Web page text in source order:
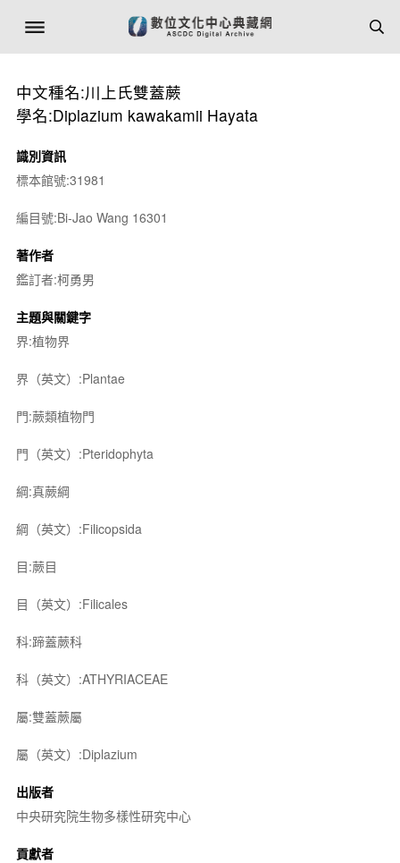
中文種名:川上氏雙蓋蕨
學名:Diplazium kawakamii Hayata
識別資訊
標本館號:31981
編目號:Bi-Jao Wang 16301
著作者
鑑訂者:柯勇男
主題與關鍵字
界:植物界
界（英文）:Plantae
門:蕨類植物門
門（英文）:Pteridophyta
綱:真蕨綱
綱（英文）:Filicopsida
目:蕨目
目（英文）:Filicales
科:蹄蓋蕨科
科（英文）:ATHYRIACEAE
屬:雙蓋蕨屬
屬（英文）:Diplazium
出版者
中央研究院生物多樣性研究中心
貢獻者